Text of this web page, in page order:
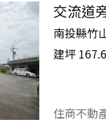
交流道
南投縣竹
建坪
住商不動